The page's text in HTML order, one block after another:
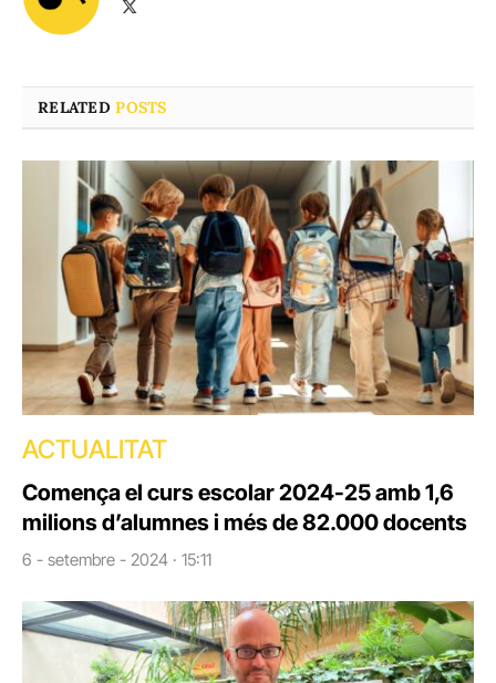
RELATEDPOSTS
ACTUALITAT
Comença el curs escolar 2024-25 amb 1,6
milions d’alumnes i més de 82.000 docents
6 - setembre - 2024 · 15:11